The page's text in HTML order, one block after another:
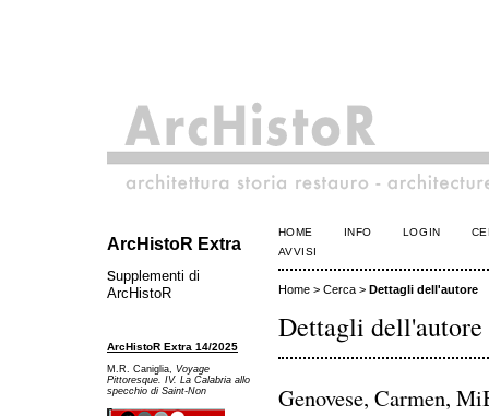
ArcHistoR Extra
supplementi di
ArcHistoR
ArcHistoR Extra 14/2025
M.R. Caniglia, Voyage
Pittoresque. IV. La Calabria allo
specchio di Saint-Non
HOME INFO LOGIN
AVVISI
Home> Cerca> Dettagli dell'autore
Dettagli dell'autore
Genovese, Carmen,